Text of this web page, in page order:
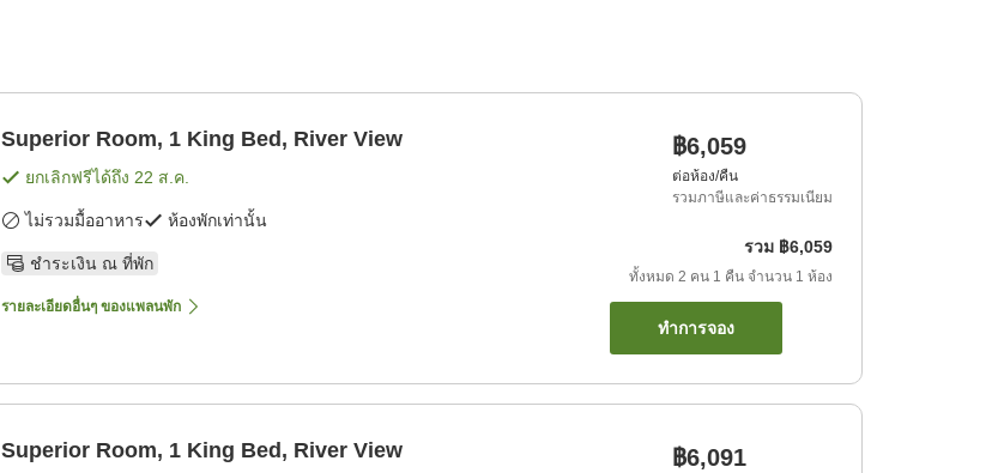
Superior Room, 1 King Bed, River View
ยกเลิกฟรีได้ถึง 22 ส.ค.
ไม่รวมมื้ออาหาร ห้องพักเท่านั้น
ชำระเงิน ณ ที่พัก
รายละเอียดอื่นๆ ของแพลนพัก
฿6,059
ต่อห้อง/คืน
รวมภาษีและค่าธรรมเนียม
รวม ฿6,059
ทั้งหมด 2 คน 1 คืน จำนวน 1 ห้อง
ทำการจอง
Superior Room, 1 King Bed, River View ฿6,091